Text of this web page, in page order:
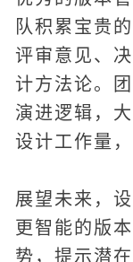
队积累宝贵
评审意见、
计方法论。
演进逻辑，
设计工作量
展望未来，
更智能的版
势，提示潜